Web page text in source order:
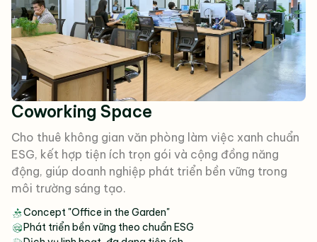
Coworking Space
Cho thuê không gian văn phòng làm việc xanh chuẩn
ESG, kết hợp tiện ích trọn gói và cộng đồng năng
động, giúp doanh nghiệp phát triển bền vững trong
môi trường sáng tạo.
Concept "Office in the Garden"
Phát triển bền vững theo chuẩn ESG